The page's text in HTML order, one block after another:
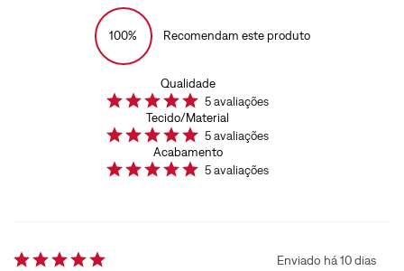
100% Recomendam este produto
Qualidade
5avaliações
Tecido/Material
5avaliações
Acabamento
5avaliações
Enviado há10 dias